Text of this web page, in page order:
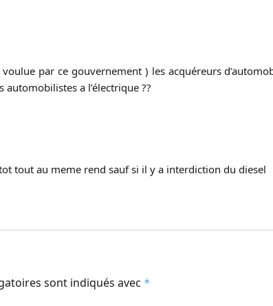
par ce gouvernement ) les acquéreurs
a l’électrique ??
tout au meme rend sauf si il y a interdiction du diesel
sont indiqués avec *